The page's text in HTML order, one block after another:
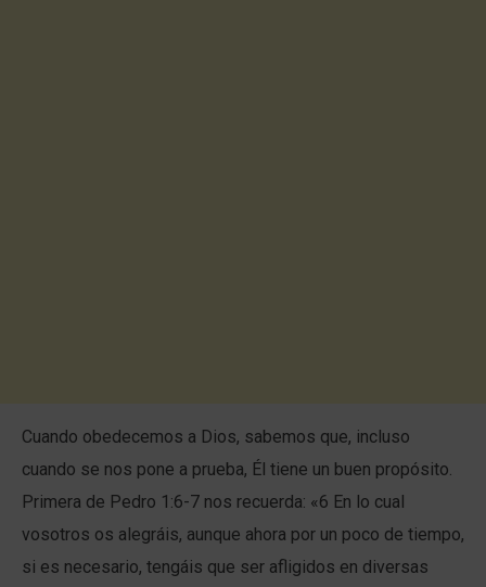
Cuando obedecemos a Dios, sabemos que, incluso
cuando se nos pone a prueba, Él tiene un buen propósito.
Primera de Pedro 1:6-7 nos recuerda: «6 En lo cual
vosotros os alegráis, aunque ahora por un poco de tiempo,
si es necesario, tengáis que ser afligidos en diversas